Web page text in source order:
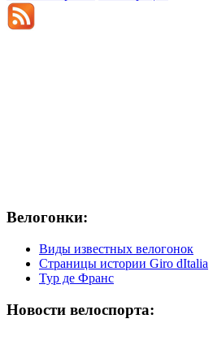
Велогонки:
Виды известных велогонок
Страницы истории Giro dItalia
Тур де Франс
Новости велоспорта: